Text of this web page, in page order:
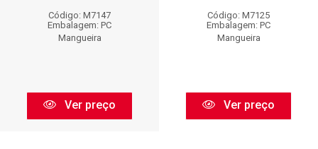
Código: M7147
Embalagem: PC
Mangueira
Ver preço
Código: M7125
Embalagem: PC
Mangueira
Ver preço